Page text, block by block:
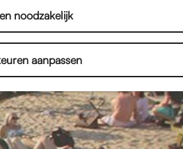
noodzakelijk
aanpassen